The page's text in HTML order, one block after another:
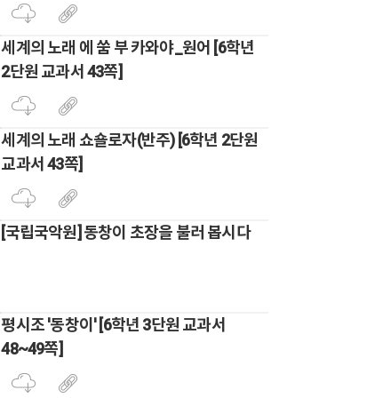
세계의 노래 에 쑴 부 카와야_원어 [6학년
2단원 교과서 43쪽]
세계의 노래 쇼숄로자(반주) [6학년 2단원
교과서 43쪽]
[국립국악원] 동창이 초장을 불러 봅시다
평시조 '동창이' [6학년 3단원 교과서
48~49쪽]